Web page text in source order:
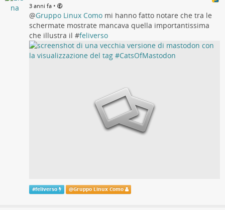
3 anni fa •
@Gruppo Linux Como mi hanno fatto notare che tra le
schermate mostrate mancava quella importantissima
che illustra il #feliverso
#feliverso @Gruppo Linux Como